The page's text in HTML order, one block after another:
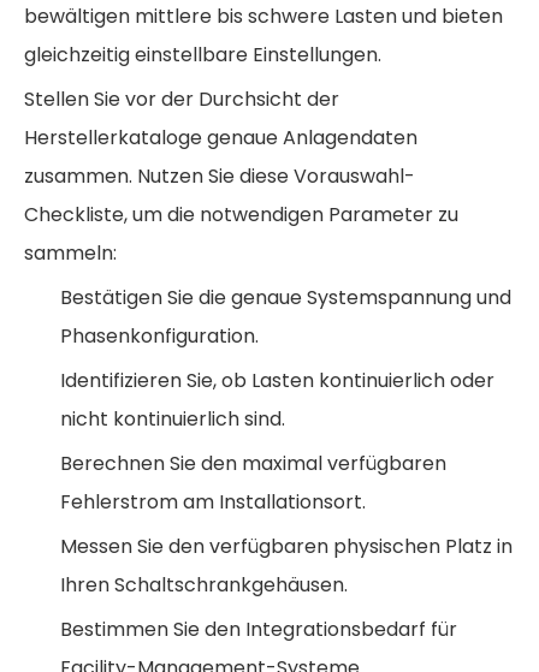
bewältigen mittlere bis schwere Lasten und bieten
gleichzeitig einstellbare Einstellungen.
Stellen Sie vor der Durchsicht der
Herstellerkataloge genaue Anlagendaten
zusammen. Nutzen Sie diese Vorauswahl-
Checkliste, um die notwendigen Parameter zu
sammeln:
Bestätigen Sie die genaue Systemspannung und
Phasenkonfiguration.
Identifizieren Sie, ob Lasten kontinuierlich oder
nicht kontinuierlich sind.
Berechnen Sie den maximal verfügbaren
Fehlerstrom am Installationsort.
Messen Sie den verfügbaren physischen Platz in
Ihren Schaltschrankgehäusen.
Bestimmen Sie den Integrationsbedarf für